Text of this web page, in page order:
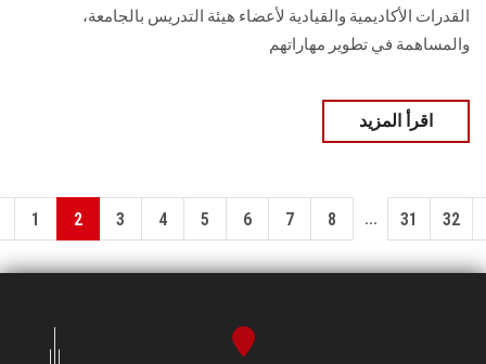
القدرات الأكاديمية والقيادية لأعضاء هيئة التدريس بالجامعة،
والمساهمة في تطوير مهاراتهم
اقرأ المزيد
1 2 3 4 5 6 7 8 ... 31 32